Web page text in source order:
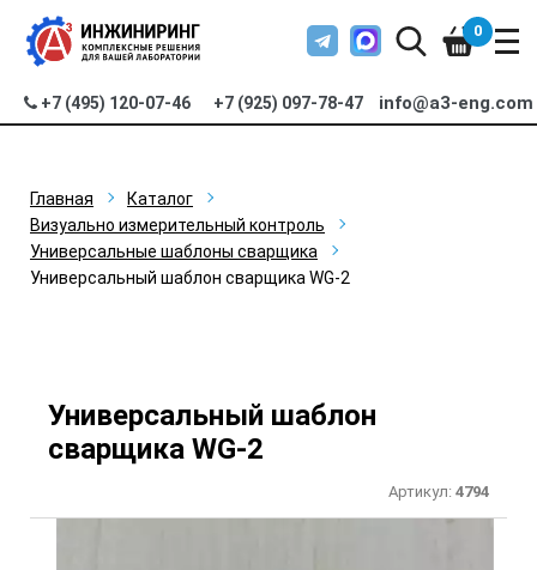
+7 (495) 120-07-46 +7 (925) 097-78-47 info@a3-eng.com
0
Главная
Каталог
Визуально измерительный контроль
Универсальные шаблоны сварщика
Универсальный шаблон сварщика WG-2
Универсальный шаблон
сварщика WG-2
Артикул: 4794